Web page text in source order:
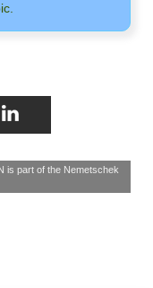
is part of the Nemetschek